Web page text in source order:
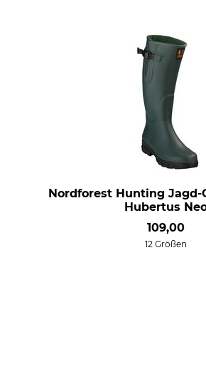
Nordforest Hunting Jagd-
Hubertus
109,00
12 Größen